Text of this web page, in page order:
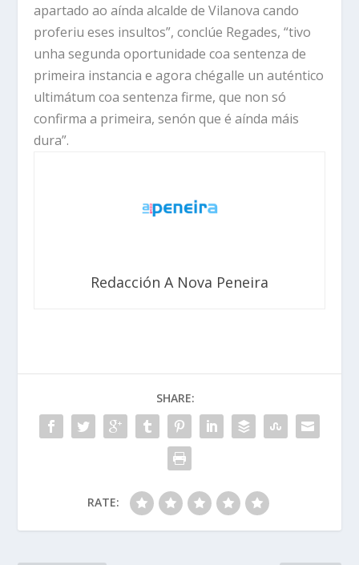
apartado ao aínda alcalde de Vilanova cando
proferiu eses insultos”, conclúe Regades, “tivo
unha segunda oportunidade coa sentenza de
primeira instancia e agora chégalle un auténtico
ultimátum coa sentenza firme, que non só
confirma a primeira, senón que é aínda máis
dura”.
Redacción A Nova Peneira
SHARE:
RATE: